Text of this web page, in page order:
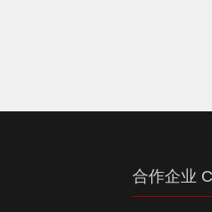
合作企业